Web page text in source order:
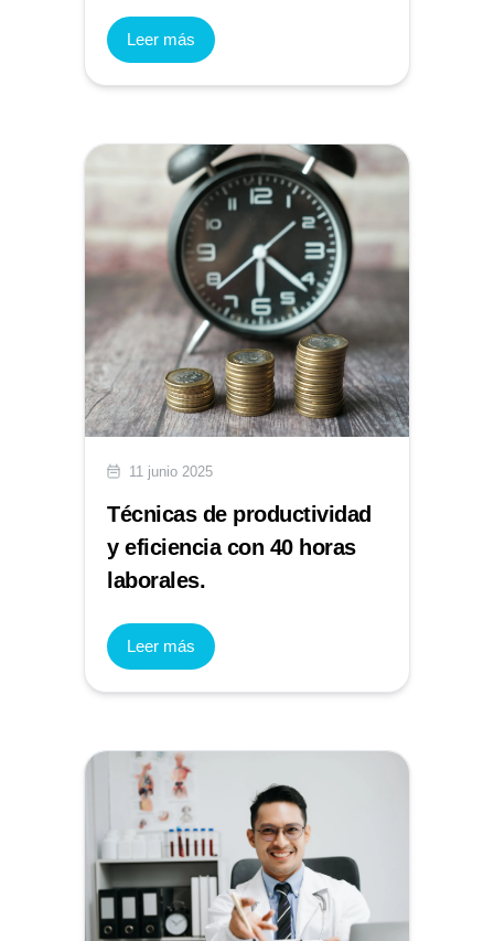
Leer más
11 junio 2025
Técnicas de productividad
y eficiencia con 40 horas
laborales.
Leer más